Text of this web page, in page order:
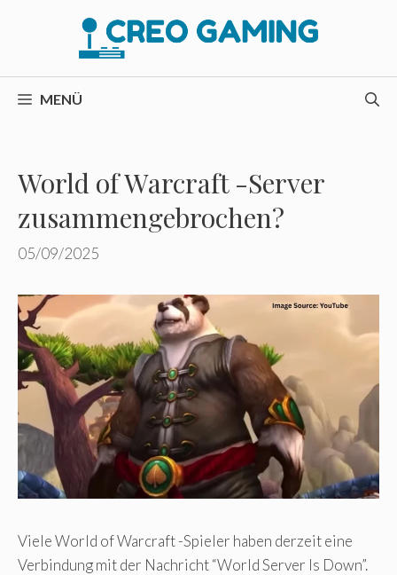
MENÜ
World of Warcraft -Server
zusammengebrochen?
05/09/2025
Viele World of Warcraft -Spieler haben derzeit eine
Verbindung mit der Nachricht “World Server Is Down”.